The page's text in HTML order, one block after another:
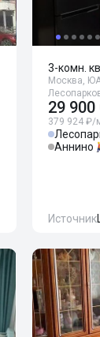
3-комн.
Москва,
29
379 924 ₽/
Аннино
Источник